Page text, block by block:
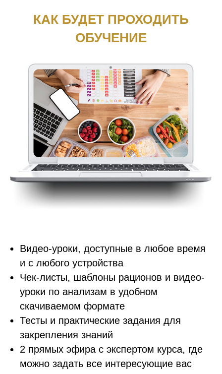
КАК БУДЕТ ПРОХОДИТЬ
ОБУЧЕНИЕ
Видео-уроки, доступные в любое время
и с любого устройства
Чек-листы, шаблоны рационов и видео-
уроки по анализам в удобном
скачиваемом формате
Тесты и практические задания для
закрепления знаний
2 прямых эфира с экспертом курса, где
можно задать все интересующие вас